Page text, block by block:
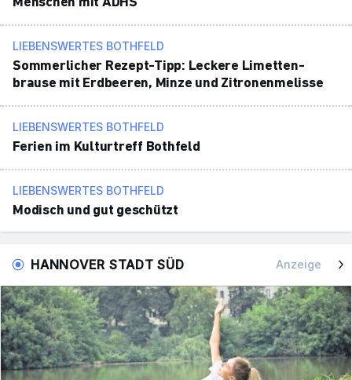
Menschen mit ADHS
LIEBENSWERTES BOTHFELD
Sommer­li­cher Rezept-Tipp: Leckere Limet­ten­
brause mit Erdbeeren, Minze und Zitro­nen­me­lisse
LIEBENSWERTES BOTHFELD
Ferien im Kultur­treff Both­feld
LIEBENSWERTES BOTHFELD
Modisch und gut geschützt
HANNOVER STADT SÜD Anzeige